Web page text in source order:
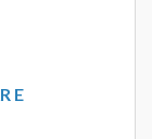
E